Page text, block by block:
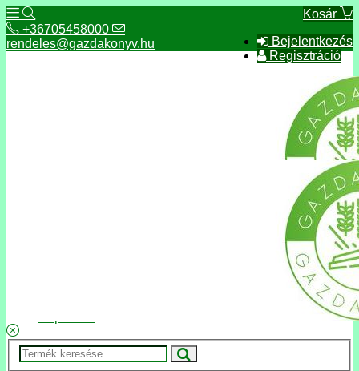
Kosár
Bejelentkezés
Regisztráció
+36705458000
rendeles@gazdakonyv.hu